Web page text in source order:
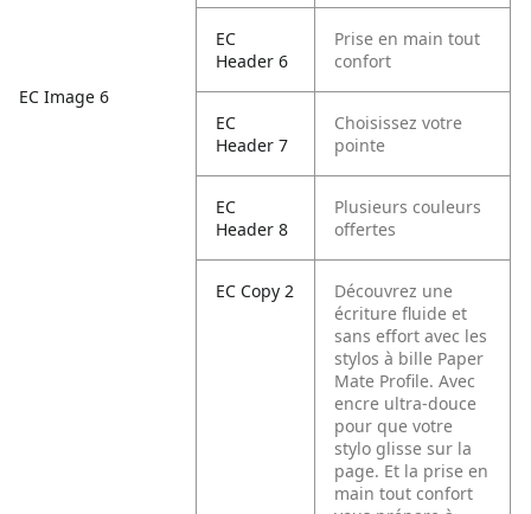
EC Image 6
EC
Header 6
Prise en main tout
confort
EC
Header 7
Choisissez votre
pointe
EC
Header 8
Plusieurs couleurs
offertes
EC Copy 2
Découvrez une
écriture fluide et
sans effort avec les
stylos à bille Paper
Mate Profile. Avec
encre ultra-douce
pour que votre
stylo glisse sur la
page. Et la prise en
main tout confort